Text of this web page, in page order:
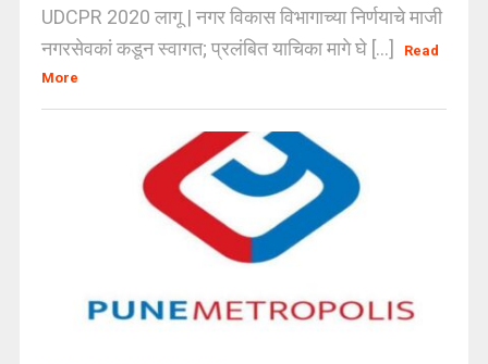
UDCPR 2020 लागू | नगर विकास विभागाच्या निर्णयाचे माजी
नगरसेवकां कडून स्वागत; प्रलंबित याचिका मागे घे [...]
Read
More